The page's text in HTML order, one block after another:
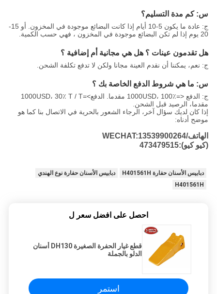
س: كم مدة التسليم؟
ج: عادة ما يكون 5-10 أيام إذا كانت البضائع موجودة في المخزون. أو 15-
20 يوم إذا لم تكن البضائع موجودة في المخزون ، فهي حسب الكمية.
هل تقدمون عينات ؟ هل هي مجانية أم إضافية ؟
ج: نعم، يمكننا أن نقدم العينة مجانا ولكن لا تدفع تكلفة الشحن.
س: ما هي شروط الدفع الخاصة بك ؟
ج: الدفع <=1000USD، 100٪ مقدما. الدفع>=1000USD، 30٪ T / T
مقدما، الرصيد قبل الشحن.
إذا كان لديك سؤال آخر، الرجاء الشعور بالحرية في الاتصال بنا كما هو
موضح أدناه:
الهاتف/WECHAT:13539900264
(كيو كيو):473479515
دبابيس الأسنان حفارة H401561H
دبابيس الأسنان حفارة نوع الهندي
H401561H
احصل على افضل سعر ل
قطع غيار الحفرة الصغيرة DH130 أسنان
الدلو بالجملة
استمر